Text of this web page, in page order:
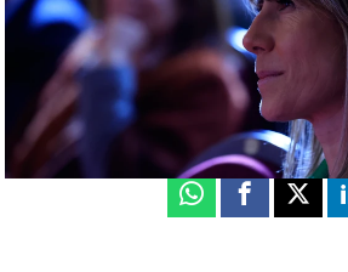
Ana Alcaide
Publicado: 04 de julio de 2024, 14:43
Whatsapp
Facebook
X